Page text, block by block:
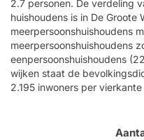
2.7 personen. De verdeling
huishoudens is in De Groote
meerpersoonshuishoudens
meerpersoonshuishoudens
eenpersoonshuishoudens
wijken staat de
2.195 inwoners per